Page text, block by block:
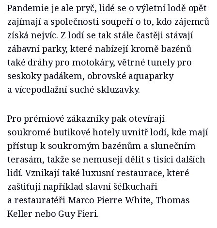
Pandemie je ale pryč, lidé se o výletní lodě opět
zajímají a společnosti soupeří o to, kdo zájemců
získá nejvíc. Z lodí se tak stále častěji stávají
zábavní parky, které nabízejí kromě bazénů
také dráhy pro motokáry, větrné tunely pro
seskoky padákem, obrovské aquaparky
a vícepodlažní suché skluzavky.
Pro prémiové zákazníky pak otevírají
soukromé butikové hotely uvnitř lodí, kde mají
přístup k soukromým bazénům a slunečním
terasám, takže se nemusejí dělit s tisíci dalších
lidí. Vznikají také luxusní restaurace, které
zaštiťují například slavní šéfkuchaři
a restauratéři Marco Pierre White, Thomas
Keller nebo Guy Fieri.